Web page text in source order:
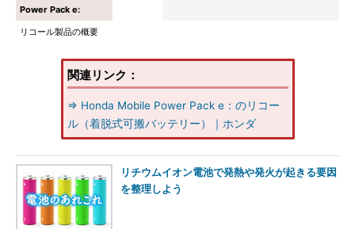
Power Pack e:
リコール製品の概要
関連リンク：
⇒ Honda Mobile Power Pack e：のリコー
ル（着脱式可搬バッテリー）｜ホンダ
リチウムイオン電池で発熱や発火が起きる要因
を整理しよう